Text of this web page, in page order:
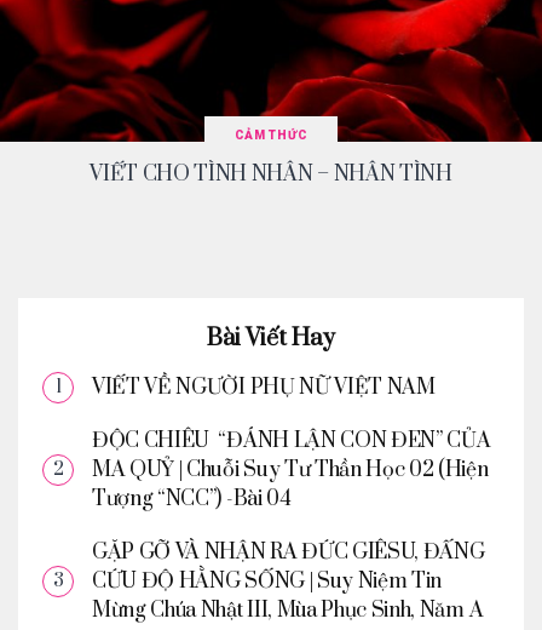
CẢM THỨC
VIẾT CHO TÌNH NHÂN – NHÂN TÌNH
Bài Viết Hay
VIẾT VỀ NGƯỜI PHỤ NỮ VIỆT NAM
ĐỘC CHIÊU “ĐÁNH LẬN CON ĐEN” CỦA
MA QUỶ | Chuỗi Suy Tư Thần Học 02 (Hiện
Tượng “NCC”) -Bài 04
GẶP GỠ VÀ NHẬN RA ĐỨC GIÊSU, ĐẤNG
CỨU ĐỘ HẰNG SỐNG | Suy Niệm Tin
Mừng Chúa Nhật III, Mùa Phục Sinh, Năm A